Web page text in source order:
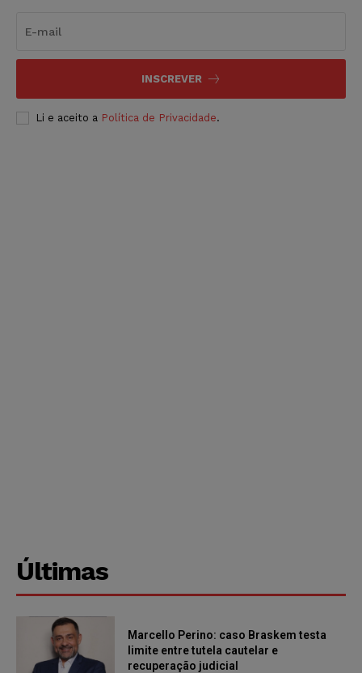
INSCREVER
Li e aceito a Política de Privacidade.
Últimas
Marcello Perino: caso Braskem testa
limite entre tutela cautelar e
recuperação judicial